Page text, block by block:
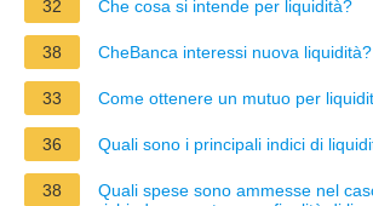
32 Che cosa si intende per liquidità?
38 CheBanca interessi nuova liquidità?
33 Come ottenere un mutuo per
36 Quali sono i principali indici di
38
Quali spese sono ammesse nel